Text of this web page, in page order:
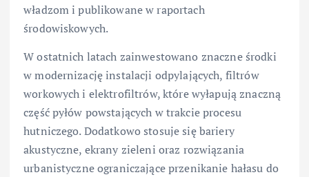
władzom i publikowane w raportach
środowiskowych.
W ostatnich latach zainwestowano znaczne środki
w modernizację instalacji odpylających, filtrów
workowych i elektrofiltrów, które wyłapują znaczną
część pyłów powstających w trakcie procesu
hutniczego. Dodatkowo stosuje się bariery
akustyczne, ekrany zieleni oraz rozwiązania
urbanistyczne ograniczające przenikanie hałasu do